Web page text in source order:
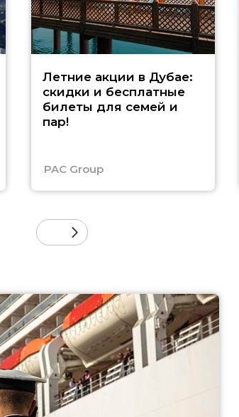
Летние акции в Дубае:
скидки и бесплатные
билеты для семей и
пар!
PAC Group